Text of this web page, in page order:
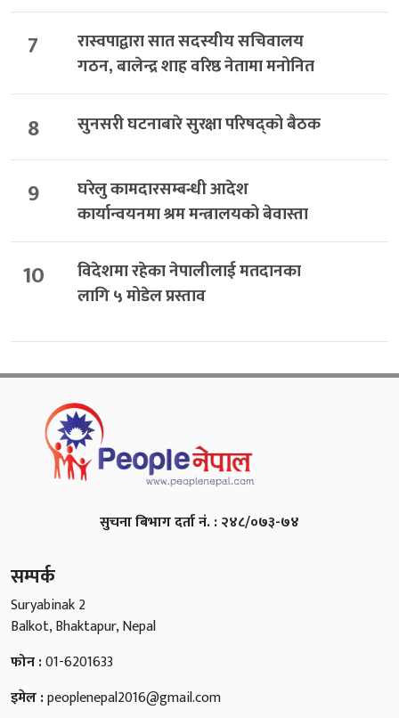
7
रास्वपाद्वारा सात सदस्यीय सचिवालय
गठन, बालेन्द्र शाह वरिष्ठ नेतामा मनोनित
8 सुनसरी घटनाबारे सुरक्षा परिषद्को बैठक
9
घरेलु कामदारसम्बन्धी आदेश
कार्यान्वयनमा श्रम मन्त्रालयको बेवास्ता
10
विदेशमा रहेका नेपालीलाई मतदानका
लागि ५ मोडेल प्रस्ताव
सुचना बिभाग दर्ता नं. : २४८/०७३-७४
सम्पर्क
Suryabinak 2
Balkot, Bhaktapur, Nepal
फोन :01-6201633
इमेल :peoplenepal2016@gmail.com